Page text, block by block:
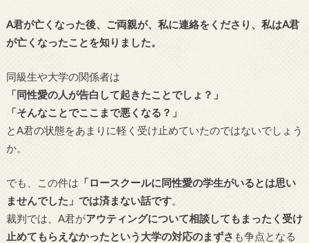
A君が亡くなった後、ご両親が、私に連絡をくださり、私はA君
が亡くなったことを知りました。
同級生や大学の関係者は
「同性愛の人が告白して起きたことでしょ？」
「そんなことでここまで悪くなる？」
とA君の状態をあまりに軽く受け止めていたのではないでしょう
か。
でも、この件は 「ロースクールに同性愛の学生がいるとは思い
ませんでした」では済まない話です。
裁判では、A君がアウティングについて相談してもまったく受け
止めてもらえなかったという大学の対応のまずさ も争点となる